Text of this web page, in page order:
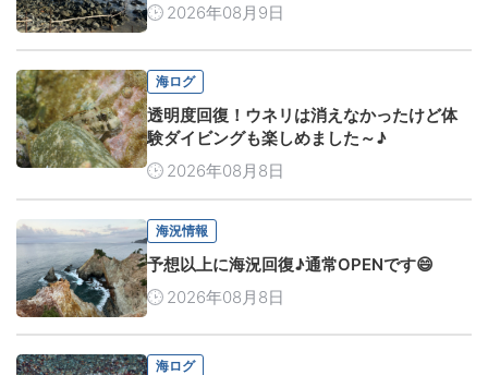
2026年08月9日
海ログ
透明度回復！ウネリは消えなかったけど体
験ダイビングも楽しめました～♪
2026年08月8日
海況情報
予想以上に海況回復♪通常OPENです😄
2026年08月8日
海ログ